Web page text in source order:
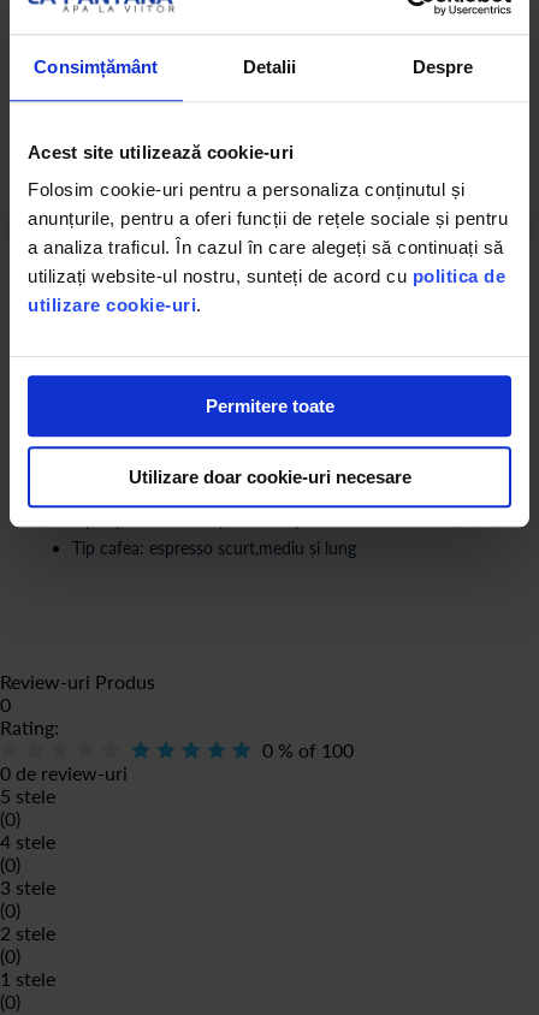
Consimțământ Detalii Despre
Acest site utilizează cookie-uri
Folosim cookie-uri pentru a personaliza conținutul și
anunțurile, pentru a oferi funcții de rețele sociale și pentru
a analiza traficul. În cazul în care alegeți să continuați să
utilizați website-ul nostru, sunteți de acord cu politica de
utilizare cookie-uri.
Permitere toate
Utilizare doar cookie-uri necesare
Detalii Tehnice
Dimensiuni
Greutate netă:4.4 kg
Consum energie electrică: 1455 W
Rezervor apă: 0.9 lt
Tip cafea: espresso scurt,mediu și lung
Review-uri Produs
0
Rating:
0 % of 100
0 de review-uri
5 stele
(0)
4 stele
(0)
3 stele
(0)
2 stele
(0)
1 stele
(0)